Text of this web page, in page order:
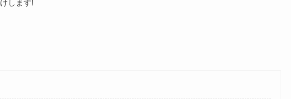
します!